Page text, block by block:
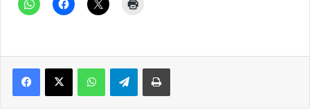
WhatsAppTelegramPrint